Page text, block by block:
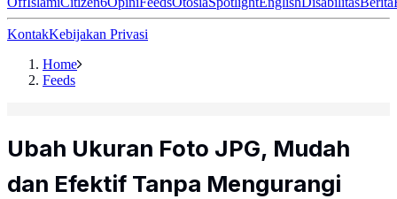
KontakKebijakan Privasi
Home
Feeds
Ubah Ukuran Foto JPG, Mudah
dan Efektif Tanpa Mengurangi